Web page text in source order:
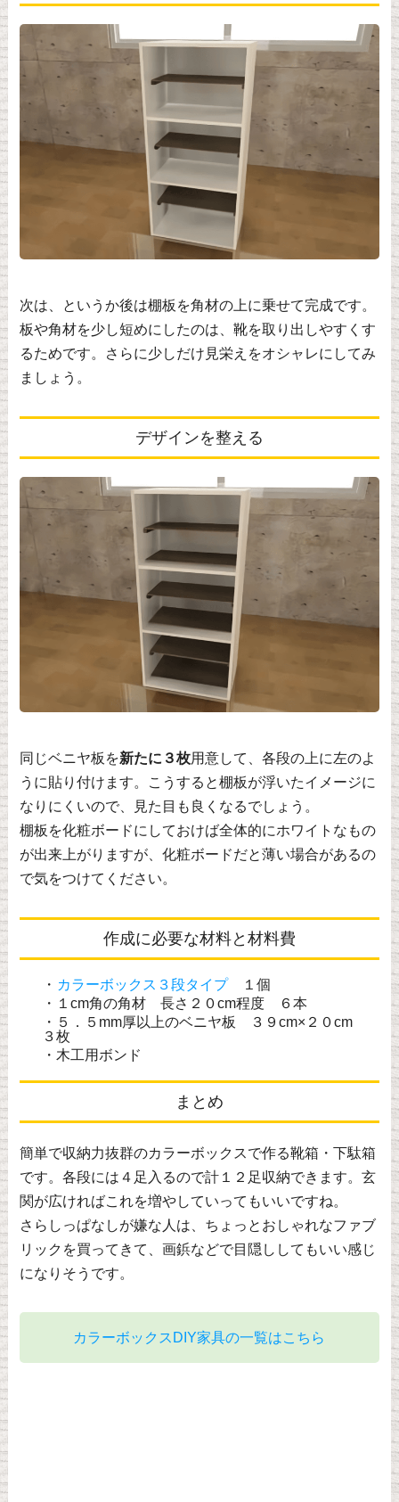
次は、というか後は棚板を角材の上に乗せて完成です。
板や角材を少し短めにしたのは、靴を取り出しやすくす
るためです。さらに少しだけ見栄えをオシャレにしてみ
ましょう。
デザインを整える
同じベニヤ板を新たに３枚用意して、各段の上に左のよ
うに貼り付けます。こうすると棚板が浮いたイメージに
なりにくいので、見た目も良くなるでしょう。
棚板を化粧ボードにしておけば全体的にホワイトなもの
が出来上がりますが、化粧ボードだと薄い場合があるの
で気をつけてください。
作成に必要な材料と材料費
・ カラーボックス３段タイプ１個
・１cm角の角材 長さ２０cm程度 ６本
・５．５mm厚以上のベニヤ板 ３９cm×２０cm
３枚
・木工用ボンド
まとめ
簡単で収納力抜群のカラーボックスで作る靴箱・下駄箱
です。各段には４足入るので計１２足収納できます。玄
関が広ければこれを増やしていってもいいですね。
さらしっぱなしが嫌な人は、ちょっとおしゃれなファブ
リックを買ってきて、画鋲などで目隠ししてもいい感じ
になりそうです。
カラーボックスDIY家具の一覧はこちら